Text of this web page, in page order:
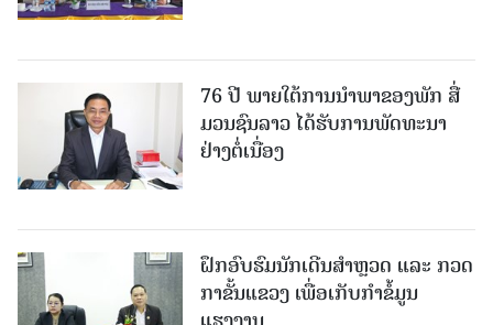
76 ປີ ພາຍໃຕ້ການນໍາພາຂອງພັກ ສື່
ມວນຊົນລາວ ໄດ້ຮັບການພັດທະນາ
ຢ່າງຕໍ່ເນື່ອງ
ຝຶກອົບຮົມນັກເດີນສຳຫຼວດ ແລະ ກວດ
ກາຂັ້ນແຂວງ ເພື່ອເກັບກຳຂໍ້ມູນ